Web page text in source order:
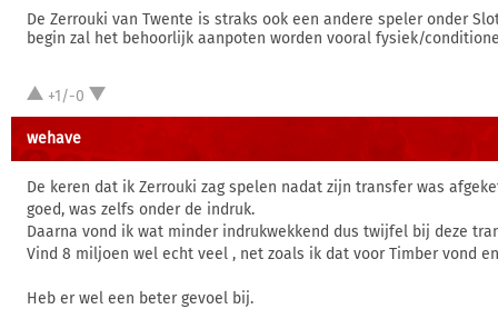
De Zerrouki van Twente is straks ook een andere speler onder
begin zal het behoorlijk aanpoten worden vooral fysiek/
+1/-0
wehave
De keren dat ik Zerrouki zag spelen nadat zijn transfer was
goed, was zelfs onder de indruk.
Daarna vond ik wat minder indrukwekkend dus twijfel bij deze
Vind 8 miljoen wel echt veel , net zoals ik dat voor Timber vond
Heb er wel een beter gevoel bij.